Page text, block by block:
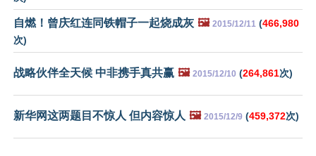
自燃！曾庆红连同铁帽子一起烧成灰 🖼️ 2015/12/11 (466,980
次)
战略伙伴全天候 中非携手真共赢 🖼️ 2015/12/10 (264,861次)
新华网这两题目不惊人 但内容惊人 🖼️ 2015/12/9 (459,372次)